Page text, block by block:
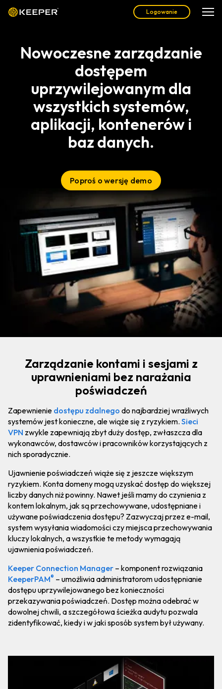
Logowanie
Nowoczesne zarządzanie
dostępem
uprzywilejowanym dla
wszystkich systemów,
aplikacji, kontenerów i
baz danych.
Poproś o wersję demo
Zarządzanie kontami i sesjami z
uprawnieniami bez narażania
poświadczeń
Zapewnienie dostępu zdalnego do najbardziej wrażliwych
systemów jest konieczne, ale wiąże się z ryzykiem. Sieci
VPN zwykle zapewniają zbyt duży dostęp, zwłaszcza dla
wykonawców, dostawców i pracowników korzystających z
nich sporadycznie.
Ujawnienie poświadczeń wiąże się z jeszcze większym
ryzykiem. Konta domeny mogą uzyskać dostęp do większej
liczby danych niż powinny. Nawet jeśli mamy do czynienia z
kontem lokalnym, jak są przechowywane, udostępniane i
używane poświadczenia dostępu? Zazwyczaj przez e-mail,
system wysyłania wiadomości czy miejsca przechowywania
kluczy lokalnych, a wszystkie te metody wymagają
ujawnienia poświadczeń.
Keeper Connection Manager – komponent rozwiązania
KeeperPAM® – umożliwia administratorom udostępnianie
dostępu uprzywilejowanego bez konieczności
przekazywania poświadczeń. Dostęp można odebrać w
dowolnej chwili, a szczegółowa ścieżka audytu pozwala
zidentyfikować, kiedy i w jaki sposób system był używany.